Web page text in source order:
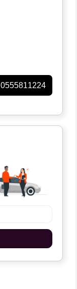
0555811224